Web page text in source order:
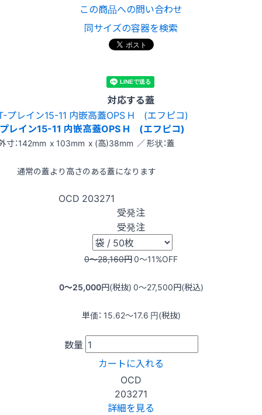
この商品への問い合わせ
同サイズの容器を検索
対応する蓋
レイン15-11 内嵌高蓋OPS H (エフピコ)
寸：142mm x 103mm x (高)38mm ／ 形状：蓋
通常の蓋より高さのある蓋になります
OCD 203271
受発注
受発注
0〜28,160円0〜11%OFF
0〜25,000円(税抜) 0〜27,500円(税込)
単価： 15.62〜17.6 円(税抜)
数量
カートに入れる
OCD
203271
詳細を見る